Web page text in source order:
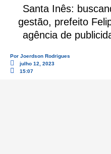
Santa Inês:
gestão, prefeito
agência de
Por Joerdson Rodrigues
julho 12, 2023
15:07